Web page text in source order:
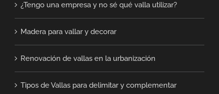
¿Tengo una empresa y no sé qué valla utilizar?
Madera para vallar y decorar
Renovación de vallas en la urbanización
Tipos de Vallas para delimitar y complementar